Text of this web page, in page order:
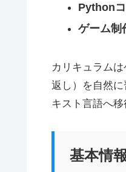
Pythonコ
ゲーム制
カリキュラム
返し）を自然
キスト言語へ
基本情報